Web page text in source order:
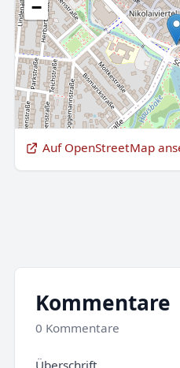
−
Auf OpenStreetMap
Kommentare
0 Kommentare